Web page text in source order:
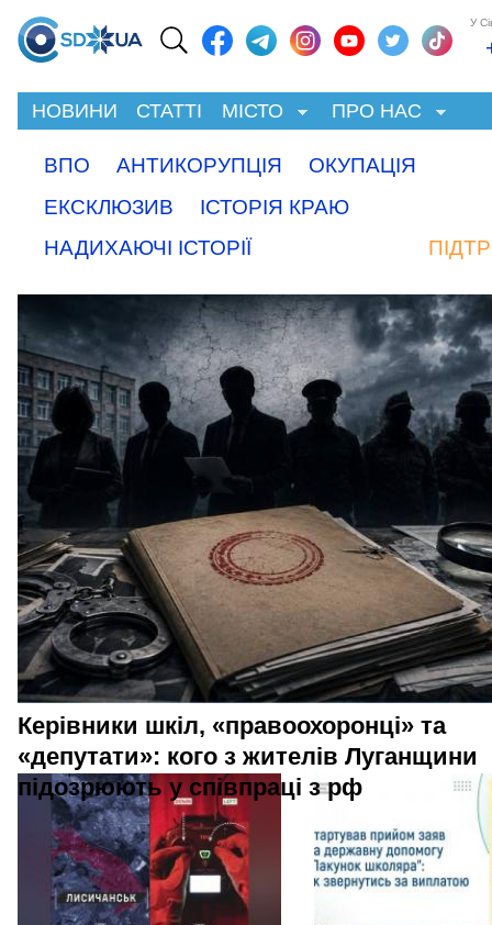
У
НОВИНИ СТАТТІ МІСТО ПРО НАС
ВПО АНТИКОРУПЦІЯ
ОКУПАЦІЯ
ЕКСКЛЮЗИВ
ІСТОРІЯ КРАЮ
НАДИХАЮЧІ ІСТОРІЇ
Керівники шкіл, «правоохоронці» та
«депутати»: кого з жителів Луганщини
підозрюють у співпраці з рф